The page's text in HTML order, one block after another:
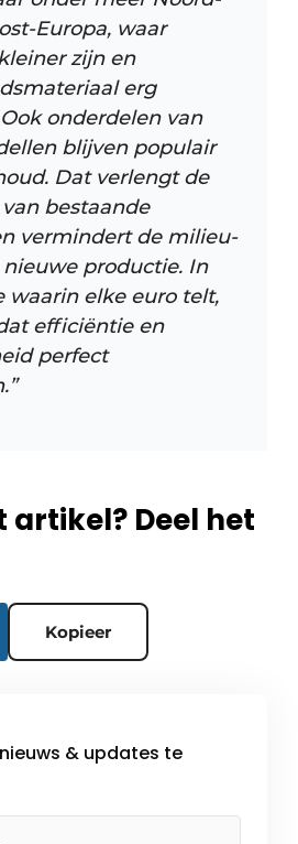
Europa, waar
zijn en
erg
onderdelen van
blijven populair
Dat verlengt de
bestaande
vermindert de milieu-
productie. In
waarin elke euro telt,
efficiëntie en
perfect
artikel? Deel het
Kopieer
& updates te